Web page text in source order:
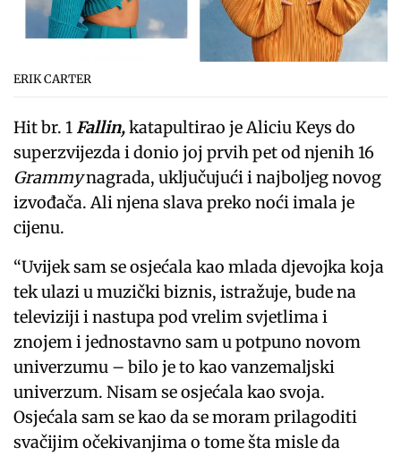
ERIK CARTER
Hit br. 1 Fallin,katapultirao je Aliciu Keys do
superzvijezda i donio joj prvih pet od njenih 16
Grammynagrada, uključujući i najboljeg novog
izvođača. Ali njena slava preko noći imala je
cijenu.
“Uvijek sam se osjećala kao mlada djevojka koja
tek ulazi u muzički biznis, istražuje, bude na
televiziji i nastupa pod vrelim svjetlima i
znojem i jednostavno sam u potpuno novom
univerzumu – bilo je to kao vanzemaljski
univerzum. Nisam se osjećala kao svoja.
Osjećala sam se kao da se moram prilagoditi
svačijim očekivanjima o tome šta misle da